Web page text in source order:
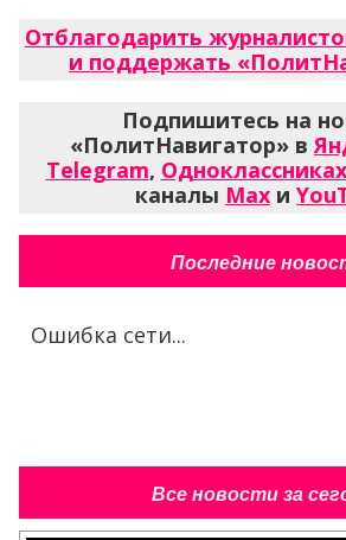
Отблагодарить
и поддержать
Подпишитесь на
«ПолитНавигатор» в
Telegram, Одноклассниках
каналы Max и
Последние
Ошибка сети...
Все новости за